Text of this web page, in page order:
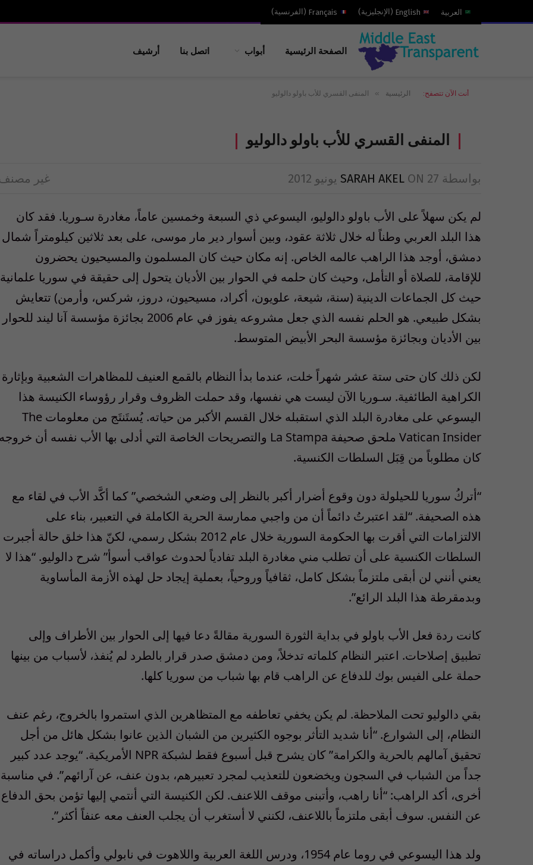
العربية English
( الإنجليزية)
Français
( الفرنسية)
الصفحة الرئيسية أبواب اتصل بنا أرشيف
أنت الآن تتصفح: الرئيسية » المنفى القسري للأب باولو دالوليو
المنفى القسري للأب باولو دالوليو
بواسطة SARAH AKEL ON 27 يونيو 2012 غير
لم يكن سهلاً على الأب باولو دالوليو، اليسوعي ذي السبعة وخمسين عاماً، مغادرة سـوريا. فقد كان
هذا البلد العربي وطناً له خلال ثلاثة عقود، وبين أسوار دير مار موسى، على بعد ثلاثين كيلومتراً شمال
دمشق، أوجد هذا الراهب عالمه الخاص. إنه مكان حيث كان المسلمون والمسيحيون يحضرون
للإقامة، للصلاة أو التأمل، وحيث كان حلمه في الحوار بين الأديان يتحول إلى حقيقة في سوريا علمانية
حيث كل الجماعات الدينية (سنة، شيعة، علويون، أكراد، مسيحيون، دروز، شركس، وأرمن) تتعايش
بشكل طبيعي. هو الحلم نفسه الذي جعل مشروعه يفوز في عام 2006 بجائزة مؤسسة آنا ليند للحوار
بين الأديان وبجائزة مؤسسة البحر الأبيض المتوسط.
لكن ذلك كان حتى ستة عشر شهراً خلت، عندما بدأ النظام بالقمع العنيف للمظاهرات الشعبية وبإثارة
الكراهية الطائفية. سـوريا الآن ليست هي نفسها، وقد حملت الظروف وقرار رؤوساء الكنيسة هذا
اليسوعي على مغادرة البلد الذي استقبله خلال القسم الأكبر من حياته. يُستَنتَج من معلومات The
Vatican Insider ملحق صحيفة La Stampa والتصريحات الخاصة التي أدلى بها الأب نفسه أن خروجه
كان مطلوباً من قِبَل السلطات الكنسية.
“أتركُ سوريا للحيلولة دون وقوع أضرار أكبر بالنظر إلى وضعي الشخصي” كما أكَّد الأب في لقاء مع
هذه الصحيفة. “لقد اعتبرتُ دائماً أن من واجبي ممارسة الحرية الكاملة في التعبير، بناء على
الالتزامات التي أقرت بها الحكومة السورية خلال عام 2012 بشكل رسمي، لكنّ هذا خلق حالة أجبرت
السلطات الكنسية على أن تطلب مني مغادرة البلد تفادياً لحدوث عواقب أسوأ” شرح دالوليو. “هذا لا
يعني أنني لن أبقى ملتزماً بشكل كامل، ثقافياً وروحياً، بعملية إيجاد حل لهذه الأزمة المأساوية
وبدمقرطة هذا البلد الرائع”.
كانت ردة فعل الأب باولو في بداية الثورة السورية مقالةً دعا فيها إلى الحوار بين الأطراف وإلى
تطبيق إصلاحات. اعتبر النظام كلماته تدخلاً، ومن دمشق صدر قرار بالطرد لم يُنفذ، لأسباب من بينها
حملة على الفيس بوك للدفاع عن الراهب قام بها شباب من سوريا كلها.
بقي دالوليو تحت الملاحظة. لم يكن يخفي تعاطفه مع المتظاهرين الذي استمروا بالخروج، رغم عنف
النظام، إلى الشوارع. “أنا شديد التأثر بوجوه الكثيرين من الشبان الذين عانوا بشكل هائل من أجل
تحقيق آمالهم بالحرية والكرامة” كان يشرح قبل أسبوع فقط لشبكة NPR الأمريكية. “يوجد عدد كبير
جداً من الشباب في السجون ويخضعون للتعذيب لمجرد تعبيرهم، بدون عنف، عن آرائهم”. في مناسبة
أخرى، أكد الراهب: “أنا راهب، وأتبنى موقف اللاعنف. لكن الكنيسة التي أنتمي إليها تؤمن بحق الدفاع
عن النفس. سوف أبقى ملتزماً باللاعنف، لكنني لا أستغرب أن يجلب العنف معه عنفاً أكثر”.
ولد هذا اليسوعي في روما عام 1954، ودرس اللغة العربية واللاهوت في نابولي وأكمل دراساته في